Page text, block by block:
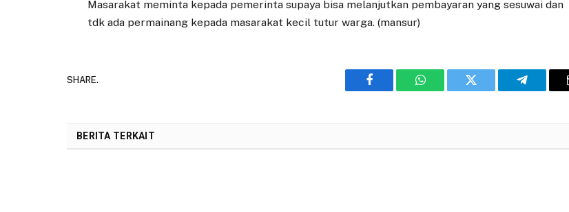
Masarakat meminta kepada pemerinta supaya bisa melanjutkan pembayaran yang sesuwai dan
tdk ada permainang kepada masarakat kecil tutur warga. (mansur)
SHARE.
Facebook WhatsAppTwitter Telegram
BERITA TERKAIT